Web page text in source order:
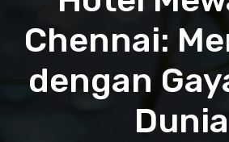
Chennai:
dengan
Dunia